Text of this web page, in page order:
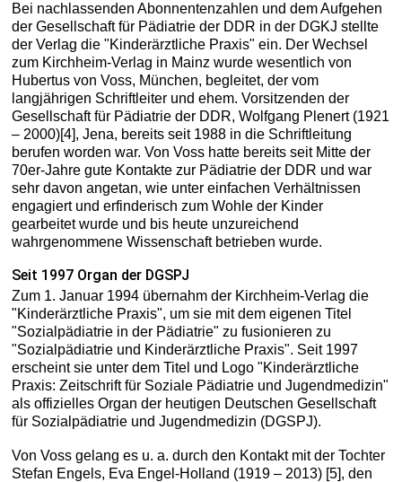
Bei nachlassenden Abonnentenzahlen und dem Aufgehen
der Gesellschaft für Pädiatrie der DDR in der DGKJ stellte
der Verlag die "Kinderärztliche Praxis" ein. Der Wechsel
zum Kirchheim-Verlag in Mainz wurde wesentlich von
Hubertus von Voss, München, begleitet, der vom
langjährigen Schriftleiter und ehem. Vorsitzenden der
Gesellschaft für Pädiatrie der DDR, Wolfgang Plenert (1921
– 2000)[4], Jena, bereits seit 1988 in die Schriftleitung
berufen worden war. Von Voss hatte bereits seit Mitte der
70er-Jahre gute Kontakte zur Pädiatrie der DDR und war
sehr davon angetan, wie unter einfachen Verhältnissen
engagiert und erfinderisch zum Wohle der Kinder
gearbeitet wurde und bis heute unzureichend
wahrgenommene Wissenschaft betrieben wurde.
Seit 1997 Organ der DGSPJ
Zum 1. Januar 1994 übernahm der Kirchheim-Verlag die
"Kinderärztliche Praxis", um sie mit dem eigenen Titel
"Sozialpädiatrie in der Pädiatrie" zu fusionieren zu
"Sozialpädiatrie und Kinderärztliche Praxis". Seit 1997
erscheint sie unter dem Titel und Logo "Kinderärztliche
Praxis: Zeitschrift für Soziale Pädiatrie und Jugendmedizin"
als offizielles Organ der heutigen Deutschen Gesellschaft
für Sozialpädiatrie und Jugendmedizin (DGSPJ).
Von Voss gelang es u. a. durch den Kontakt mit der Tochter
Stefan Engels, Eva Engel-Holland (1919 – 2013) [5], den